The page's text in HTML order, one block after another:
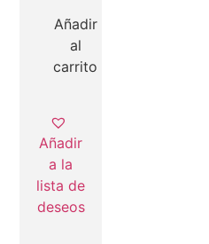
Añadir
al
carrito
Añadir
a la
lista de
deseos